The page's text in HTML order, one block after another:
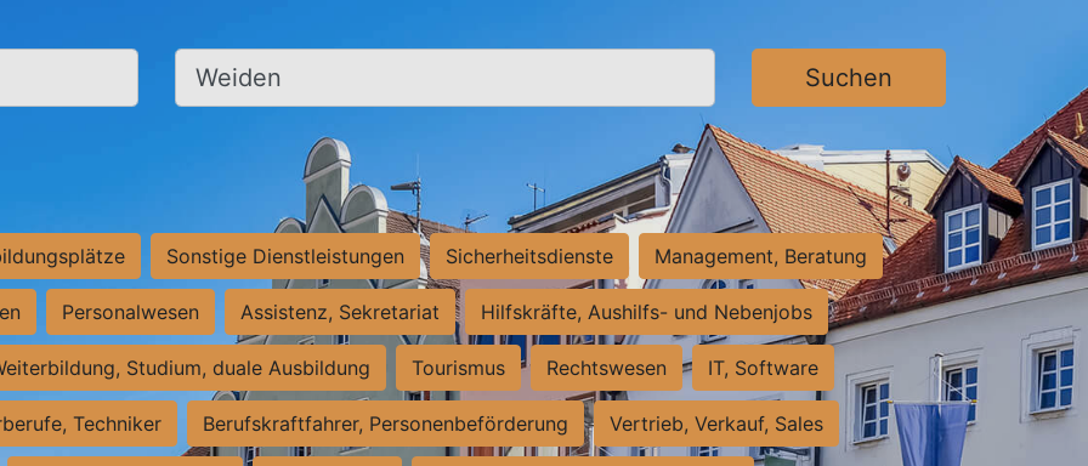
Ort, Stadt Suchen
Sonstige Dienstleistungen Sicherheitsdienste Management, Beratung
Personalwesen Assistenz, Sekretariat Hilfskräfte, Aushilfs- und Nebenjobs
Studium, duale Ausbildung Tourismus Rechtswesen IT, Software
Techniker Berufskraftfahrer, Personenbeförderung Vertrieb, Verkauf, Sales